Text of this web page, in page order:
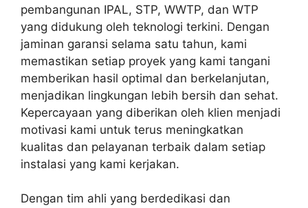
pembangunan IPAL, STP, WWTP, dan WTP
yang didukung oleh teknologi terkini. Dengan
jaminan garansi selama satu tahun, kami
memastikan setiap proyek yang kami tangani
memberikan hasil optimal dan berkelanjutan,
menjadikan lingkungan lebih bersih dan sehat.
Kepercayaan yang diberikan oleh klien menjadi
motivasi kami untuk terus meningkatkan
kualitas dan pelayanan terbaik dalam setiap
instalasi yang kami kerjakan.
Dengan tim ahli yang berdedikasi dan